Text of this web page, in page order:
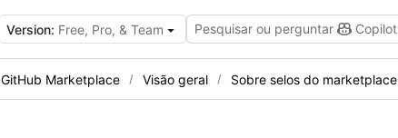
Version: Free, Pro, & Team Pesquisar ou perguntar Copilot
GitHub Marketplace Visão geral Sobre selos do marketplace